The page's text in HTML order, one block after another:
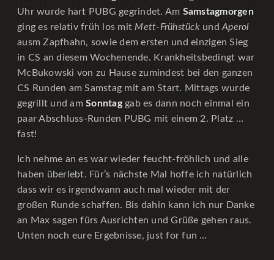
Uhr wurde hart PUBG gegrindet. Am Samstagmorgen
ging es relativ früh los mit Mett-Frühstückund Aperol
ausm Zapfhahn, sowie dem ersten und einzigen Sieg
in CS an diesem Wochenende. Krankheitsbedingt war
McBukowski von zu Hause zumindest bei den ganzen
CS Runden am Samstag mit am Start. Mittags wurde
gegrillt und am Sonntaggab es dann noch einmal ein
paar Abschluss-Runden PUBG mit einem 2. Platz …
fast!
Ich nehme an es war wieder feucht-fröhlich und alle
haben überlebt. Für’s nächste Mal hoffe ich natürlich
dass wir es irgendwann auch mal wieder mit der
großen Runde schaffen. Bis dahin kann ich nur Danke
an Max sagen fürs Ausrichten und Grüße gehen raus.
Unten noch eure Ergebnisse, just for fun …